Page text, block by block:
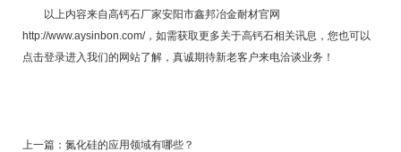
以上内容来自高钙石厂家安阳市鑫邦冶金耐材官网
http://www.aysinbon.com/，如需获取更多关于高钙石相关讯息，您也可以
点击登录进入我们的网站了解，真诚期待新老客户来电洽谈业务！
上一篇： 氮化硅的应用领域有哪些？